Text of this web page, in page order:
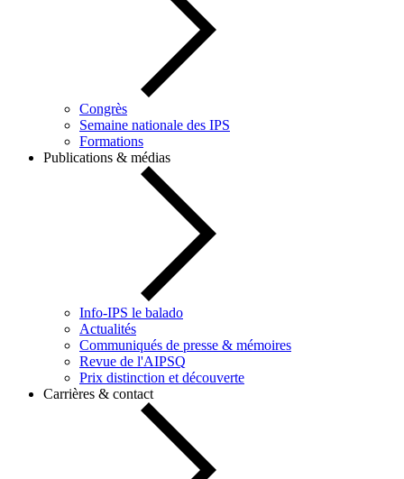
Congrès
Semaine nationale des IPS
Formations
Publications & médias
Info-IPS le balado
Actualités
Communiqués de presse & mémoires
Revue de l'AIPSQ
Prix distinction et découverte
Carrières & contact